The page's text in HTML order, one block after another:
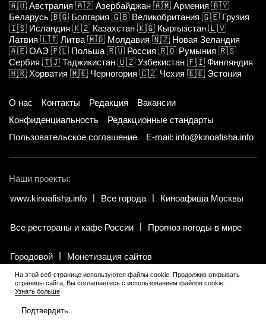
🇦🇺 Австралия 🇦🇿 Азербайджан 🇦🇲 Армения 🇧🇾
Беларусь 🇧🇬 Болгария 🇬🇧 Великобритания 🇬🇪 Грузия
🇮🇸 Исландия 🇰🇿 Казахстан 🇰🇬 Кыргызстан 🇱🇻
Латвия 🇱🇹 Литва 🇲🇩 Молдавия 🇳🇿 Новая Зеландия
🇦🇪 ОАЭ 🇵🇱 Польша 🇷🇺 Россия 🇷🇴 Румыния 🇷🇸
Сербия 🇹🇯 Таджикистан 🇺🇿 Узбекистан 🇫🇮 Финляндия
🇭🇷 Хорватия 🇲🇪 Черногория 🇨🇿 Чехия 🇪🇪 Эстония
О нас Контакты Редакция
Вакансии
Конфиденциальность
Редакционные стандарты
Пользовательское соглашение
E-mail: info@kinoafisha.info
Наши проекты:
www.kinoafisha.info
Все города Киноафиша Москвы
Все рестораны и кафе России Прогноз погоды в мире
Городовой Монетизация сайтов
© 2002-2026 Все права и материалы принадлежат «Киноафиша».
18+. Копирование информации только с письменного разрешения
редакции.
На этой веб-странице используются файлы cookie. Продолжив открывать
страницы сайта, Вы соглашаетесь с использованием файлов cookie.
Узнать больше
Подтвердить